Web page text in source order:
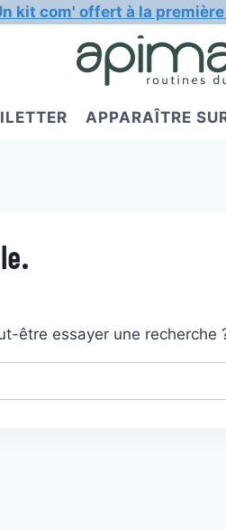
kit com' offert à la
APPARAÎTRE
être essayer une recherche